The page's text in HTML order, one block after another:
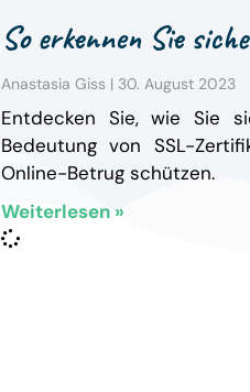
So erkennen Sie
Anastasia Giss 30. August 2023
Entdecken Sie, wie Sie
Bedeutung von SSL-
Online-Betrug schützen.
Weiterlesen »